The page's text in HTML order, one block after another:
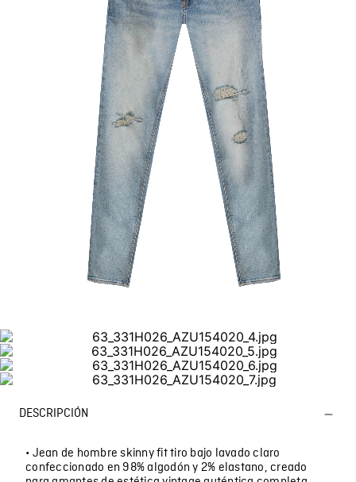
DESCRIPCIÓN
• Jean de hombre skinny fit tiro bajo lavado claro
confeccionado en 98% algodón y 2% elastano, creado